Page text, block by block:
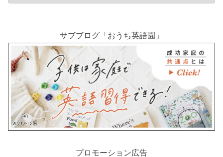
サブブログ「おうち英語園」
プロモーション広告